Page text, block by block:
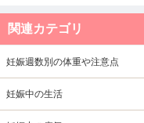
関連カテゴリ
妊娠週数別の体重や注意点
妊娠中の生活